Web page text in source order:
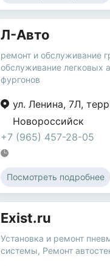
Л-Авто
ремонт и обслуживание
обслуживание легковых
фургонов
ул. Ленина, 7Л,
Новороссийск
+7 (965) 457-28-05
Посмотреть подробнее
Exist.ru
Установка и ремонт
системы, Ремонт